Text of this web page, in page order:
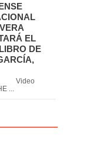
EL
DE
...